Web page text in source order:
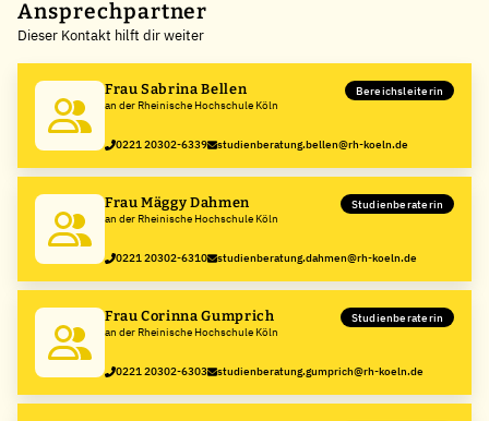
+
−
Ansprechpartner
Dieser Kontakt hilft dir weiter
Frau Sabrina Bellen
an der Rheinische Hochschule Köln
Bereichsleiterin
0221 20302-6339 studienberatung.bellen@rh-koeln.de
Frau Mäggy Dahmen
an der Rheinische Hochschule Köln
Studienberaterin
0221 20302-6310 studienberatung.dahmen@rh-koeln.de
Frau Corinna Gumprich
an der Rheinische Hochschule Köln
Studienberaterin
0221 20302-6303 studienberatung.gumprich@rh-koeln.de